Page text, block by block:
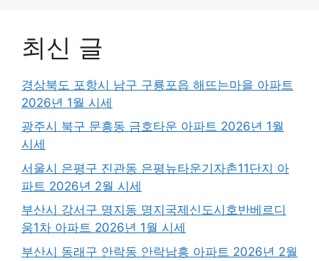
최신 글
경상북도 포항시 남구 구룡포읍 해뜨는마을 아파트
2026년 1월 시세
광주시 북구 문흥동 금호타운 아파트 2026년 1월
시세
서울시 은평구 진관동 은평뉴타운기자촌11단지 아
파트 2026년 2월 시세
부산시 강서구 명지동 명지국제신도시호반베르디
움1차 아파트 2026년 1월 시세
부산시 동래구 안락동 안락남흥 아파트 2026년 2월